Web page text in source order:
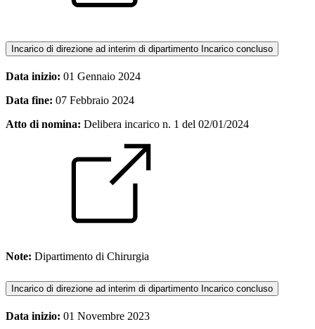
Incarico di direzione ad interim di dipartimento Incarico concluso
Data inizio: 01 Gennaio 2024
Data fine: 07 Febbraio 2024
Atto di nomina: Delibera incarico n. 1 del 02/01/2024
Note: Dipartimento di Chirurgia
Incarico di direzione ad interim di dipartimento Incarico concluso
Data inizio: 01 Novembre 2023